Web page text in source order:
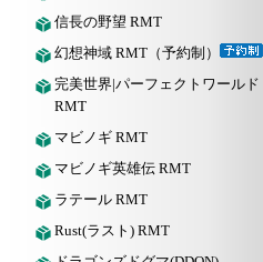
信長の野望 RMT
幻想神域 RMT（予約制）
完美世界|パーフェクトワールド
RMT
マビノギ RMT
マビノギ英雄伝 RMT
ラテール RMT
Rust(ラスト) RMT